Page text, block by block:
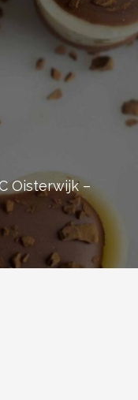
Oisterwijk –